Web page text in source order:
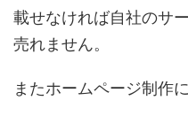
載せなければ自社のサ
売れません。
またホームページ制作